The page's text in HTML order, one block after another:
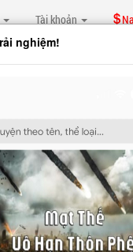
Tài khoản
Pháp Của Ta Toàn Bộ
Bụng Mẹ Đánh
Địch
nghiệm!